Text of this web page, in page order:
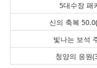
5대수장 패
신의 축복
빛나는 보석
청양의 응원